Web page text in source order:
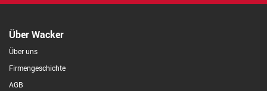
Über Wacker
Über uns
Firmengeschichte
AGB